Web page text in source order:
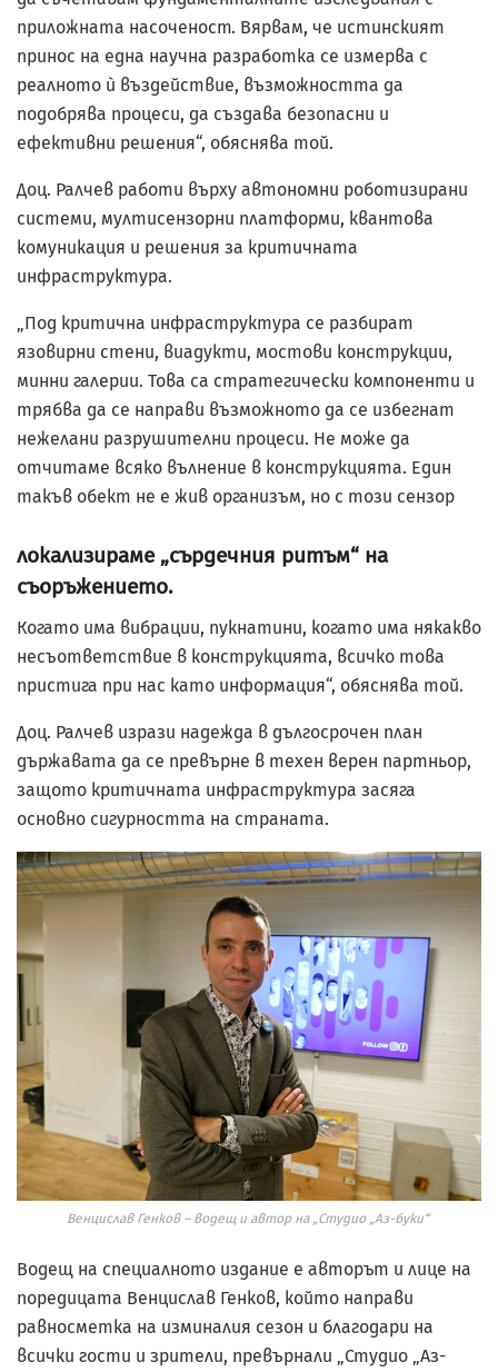
приложната насоченост. Вярвам, че истинският
принос на една научна разработка се измерва с
реалното ѝ въздействие, възможността да
подобрява процеси, да създава безопасни и
ефективни решения“, обяснява той.
Доц. Ралчев работи върху автономни роботизирани
системи, мултисензорни платформи, квантова
комуникация и решения за критичната
инфраструктура.
„Под критична инфраструктура се разбират
язовирни стени, виадукти, мостови конструкции,
минни галерии. Това са стратегически компоненти и
трябва да се направи възможното да се избегнат
нежелани разрушителни процеси. Не може да
отчитаме всяко вълнение в конструкцията. Един
такъв обект не е жив организъм, но с този сензор
локализираме „сърдечния ритъм“ на
съоръжението.
Когато има вибрации, пукнатини, когато има някакво
несъответствие в конструкцията, всичко това
пристига при нас като информация“, обяснява той.
Доц. Ралчев изрази надежда в дългосрочен план
държавата да се превърне в техен верен партньор,
защото критичната инфраструктура засяга
основно сигурността на страната.
Венцислав Генков – водещ и автор на „Студио „Аз-буки“
Водещ на специалното издание е авторът и лице на
поредицата Венцислав Генков, който направи
равносметка на изминалия сезон и благодари на
всички гости и зрители, превърнали „Студио „Аз-